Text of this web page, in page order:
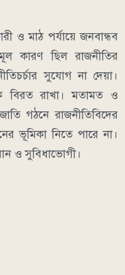
ও মাঠ পর্যায়ে জনবান্ধব
কারণ ছিল রাজনীতির
সুযোগ না দেয়া।
বিরত রাখা। মতামত ও
গঠনে রাজনীতিবিদের
ভূমিকা নিতে পারে না।
ও সুবিধাভোগী।